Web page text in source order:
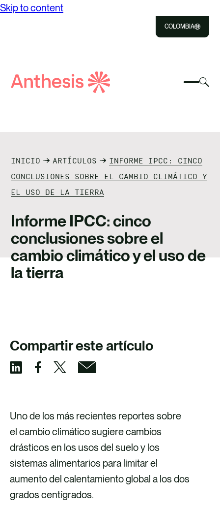
Skip to content
COLOMBIA
Select
IMPACTO
RECURSOS
TALENTO
CONTACTO
Busca
INICIO ARTÍCULOS
INFORME IPCC: CINCO
CONCLUSIONES SOBRE EL CAMBIO CLIMÁTICO Y
EL USO DE LA TIERRA
Informe IPCC: cinco
conclusiones sobre el
cambio climático y el uso de
la tierra
Compartir este artículo
a
r
e
v
i
a
a
r
e
v
i
a
a
r
e
v
i
a
a
r
e
v
i
a
Uno de los más recientes reportes sobre
el cambio climático sugiere cambios
drásticos en los usos del suelo y los
sistemas alimentarios para limitar el
aumento del calentamiento global a los dos
grados centígrados.